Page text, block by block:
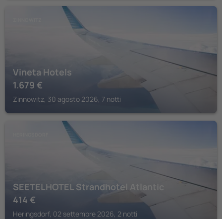
Vineta Hotels
1.679 €
Zinnowitz, 30 agosto 2026, 7 notti
SEETELHOTEL Strandhotel Atlantic
414 €
Heringsdorf, 02 settembre 2026, 2 notti